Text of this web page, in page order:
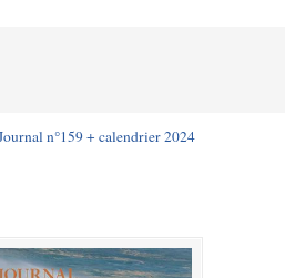
n°159 + calendrier 2024